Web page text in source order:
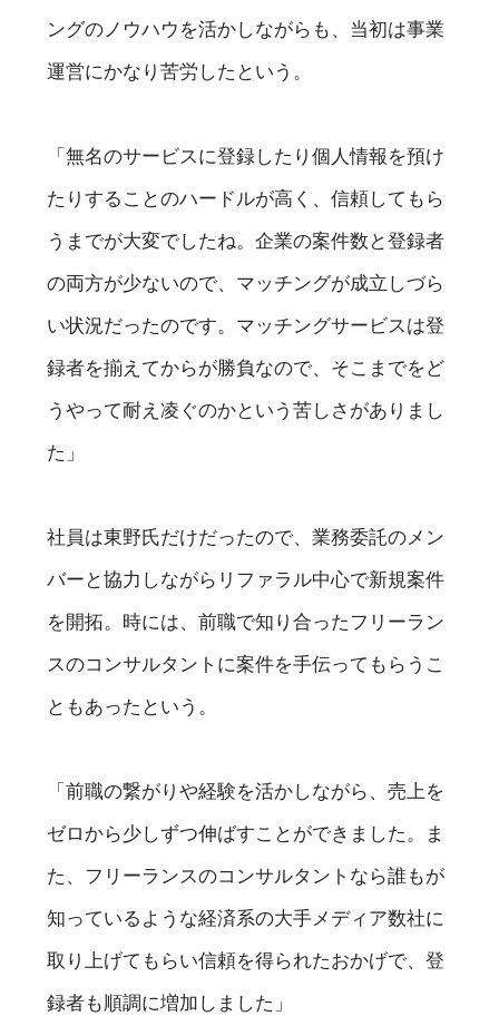
ングのノウハウを活かしながらも、当初は事業
運営にかなり苦労したという。
「無名のサービスに登録したり個人情報を預け
たりすることのハードルが高く、信頼してもら
うまでが大変でしたね。企業の案件数と登録者
の両方が少ないので、マッチングが成立しづら
い状況だったのです。マッチングサービスは登
録者を揃えてからが勝負なので、そこまでをど
うやって耐え凌ぐのかという苦しさがありまし
た」
社員は東野氏だけだったので、業務委託のメン
バーと協力しながらリファラル中心で新規案件
を開拓。時には、前職で知り合ったフリーラン
スのコンサルタントに案件を手伝ってもらうこ
ともあったという。
「前職の繋がりや経験を活かしながら、売上を
ゼロから少しずつ伸ばすことができました。ま
た、フリーランスのコンサルタントなら誰もが
知っているような経済系の大手メディア数社に
取り上げてもらい信頼を得られたおかげで、登
録者も順調に増加しました」